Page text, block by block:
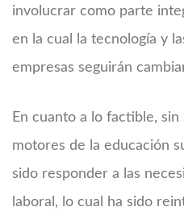
involucrar como parte
en la cual la tecnología y
empresas seguirán
En cuanto a lo factible,
motores de la educación
sido responder a las
laboral, lo cual ha sido